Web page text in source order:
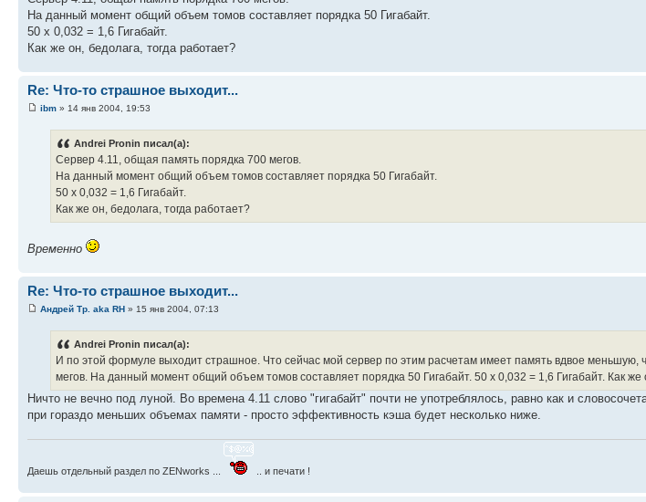
На данный момент общий объем томов составляет порядка 50 Гигабайт.
50 х 0,032 = 1,6 Гигабайт.
Как же он, бедолага, тогда работает?
Re: Что-то страшное выходит...
ibm » 14 янв 2004, 19:53
Andrei Pronin писал(а):
Сервер 4.11, общая память порядка 700 мегов.
На данный момент общий объем томов составляет порядка 50 Гигабайт.
50 х 0,032 = 1,6 Гигабайт.
Как же он, бедолага, тогда работает?
Временно
Re: Что-то страшное выходит...
Андрей Тр. aka RH » 15 янв 2004, 07:13
Andrei Pronin писал(а):
И по этой формуле выходит страшное. Что сейчас мой сервер по этим расчетам имеет память вдвое
мегов. На данный момент общий объем томов составляет порядка 50 Гигабайт. 50 х 0,032 = 1,6 Гигабайт. Как же
Ничто не вечно под луной. Во времена 4.11 слово "гигабайт" почти не употреблялось, равно как и
при гораздо меньших объемах памяти - просто эффективность кэша будет несколько ниже.
Даешь отдельный раздел по ZENworks ... .. и печати !